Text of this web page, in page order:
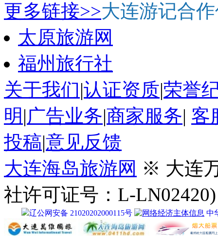
更多链接>>大连游记合
太原旅游网
福州旅行社
关于我们|认证资质|荣誉
明 |广告业务|商家服务| 客
投稿|意见反馈
大连海岛旅游网 ※ 大连
社许可证号：L-LN02420)
辽公网安备 21020202000115号 中